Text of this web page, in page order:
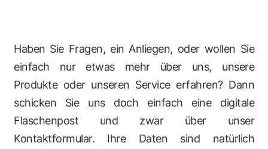
Haben Sie Fragen, ein Anliegen, oder wollen Sie
einfach nur etwas mehr über uns, unsere
Produkte oder unseren Service erfahren? Dann
schicken Sie uns doch einfach eine digitale
Flaschenpost und zwar über unser
Kontaktformular. Ihre Daten sind natürlich